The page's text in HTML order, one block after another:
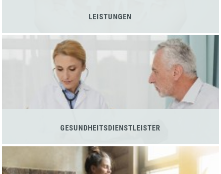
LEISTUNGEN
GESUNDHEITSDIENSTLEISTER